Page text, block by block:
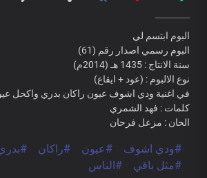
البوم ابتسم لي
البوم رسمي اصدار رقم (61)
سنة الانتاج : 1435 هـ (2014م)
نوع الالبوم : (عود + ايقاع)
في اغنية ودي اشوف عيون راكان بدري واكحل
كلمات : فهد الشمري
الحان : مزعل فرحان
#ودي اشوف #عيون #راكان
#مثل باقي
#الناس